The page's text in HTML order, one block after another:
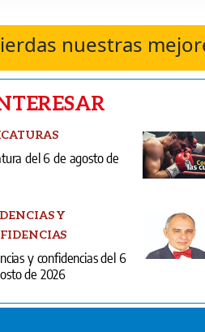
nuestras
del 6 de agosto de
Y
y confidencias del 6
de 2026